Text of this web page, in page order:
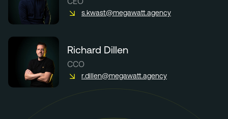
s.kwast@megawatt.agency
Richard Dillen
CCO
r.dillen@megawatt.agency